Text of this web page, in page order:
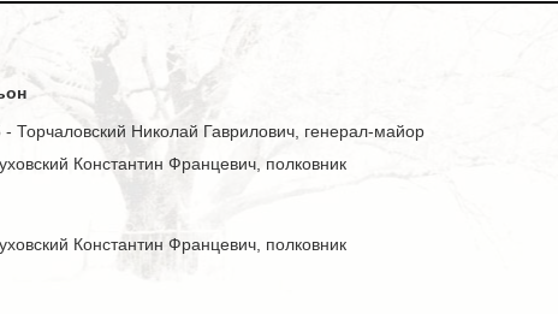
Торчаловский Николай Гаврилович, генерал-майор
Константин Францевич, полковник
Константин Францевич, полковник